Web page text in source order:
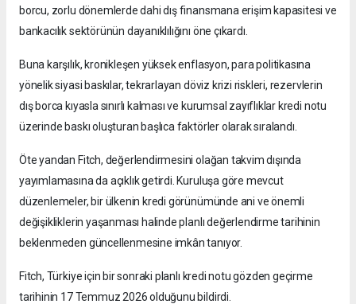
borcu, zorlu dönemlerde dahi dış finansmana erişim kapasitesi ve
bankacılık sektörünün dayanıklılığını öne çıkardı.
Buna karşılık, kronikleşen yüksek enflasyon, para politikasına
yönelik siyasi baskılar, tekrarlayan döviz krizi riskleri, rezervlerin
dış borca kıyasla sınırlı kalması ve kurumsal zayıflıklar kredi notu
üzerinde baskı oluşturan başlıca faktörler olarak sıralandı.
Öte yandan Fitch, değerlendirmesini olağan takvim dışında
yayımlamasına da açıklık getirdi. Kuruluşa göre mevcut
düzenlemeler, bir ülkenin kredi görünümünde ani ve önemli
değişikliklerin yaşanması halinde planlı değerlendirme tarihinin
beklenmeden güncellenmesine imkân tanıyor.
Fitch, Türkiye için bir sonraki planlı kredi notu gözden geçirme
tarihinin 17 Temmuz 2026 olduğunu bildirdi.